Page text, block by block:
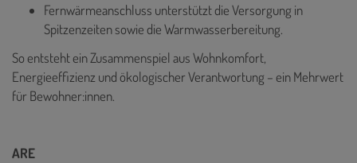
Fernwärmeanschluss unterstützt die Versorgung in
Spitzenzeiten sowie die Warmwasserbereitung.
So entsteht ein Zusammenspiel aus Wohnkomfort,
Energieeffizienz und ökologischer Verantwortung – ein Mehrwert
für Bewohner:innen.
ARE